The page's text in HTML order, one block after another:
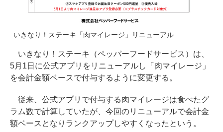
いきなり！ステーキ「肉マイレージ」リニューアル
いきなり！ステーキ（ペッパーフードサービス）は、
5月1日に公式アプリをリニューアルし「肉マイレージ」
を会計金額ベースで付与するように変更する。
従来、公式アプリで付与する肉マイレージは食べたグ
ラム数で計算していたが、今回のリニューアルで会計金
額ベースとなりランクアップしやすくなったという。